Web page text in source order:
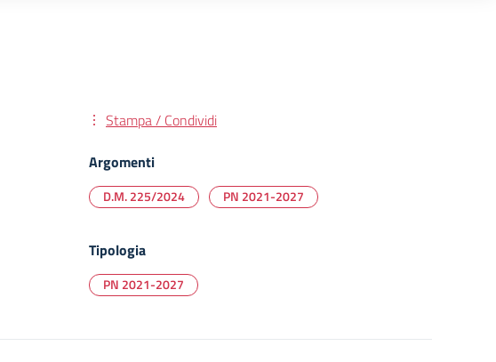
Stampa / Condividi
Argomenti
D.M. 225/2024 PN 2021-2027
Tipologia
PN 2021-2027